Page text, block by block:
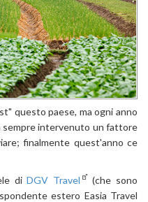
questo paese, ma ogni anno
sempre intervenuto un fattore
finalmente quest'anno ce
diDGV Travel
(che sono
estero Easia Travel